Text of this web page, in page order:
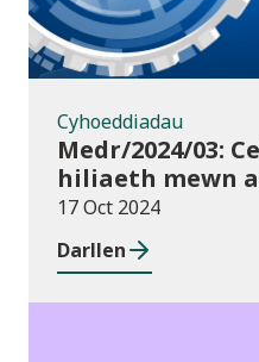
Cyhoeddiadau
Medr/2024/03:
hiliaeth mewn
canllawiau a
17 Oct 2024
Darllen